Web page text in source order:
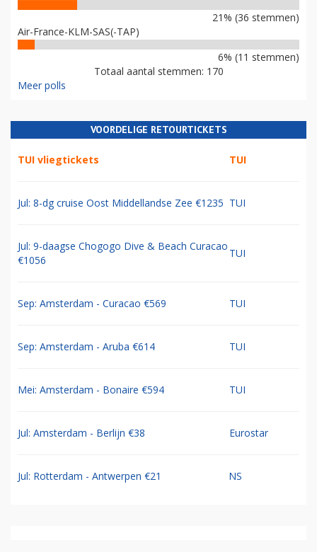
21% (36 stemmen)
Air-France-KLM-SAS(-TAP)
6% (11 stemmen)
Totaal aantal stemmen: 170
Meer polls
VOORDELIGE RETOURTICKETS
TUI vliegtickets TUI
Jul: 8-dg cruise Oost Middellandse Zee €1235 TUI
Jul: 9-daagse Chogogo Dive & Beach Curacao
€1056
TUI
Sep: Amsterdam - Curacao €569 TUI
Sep: Amsterdam - Aruba €614 TUI
Mei: Amsterdam - Bonaire €594 TUI
Jul: Amsterdam - Berlijn €38 Eurostar
Jul: Rotterdam - Antwerpen €21 NS